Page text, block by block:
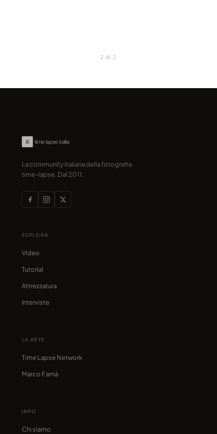
2 di 2
La community italiana della fotografia
time-lapse. Dal 2011.
ESPLORA
Video
Tutorial
Attrezzatura
Interviste
LA RETE
Time Lapse Network
Marco Famà
INFO
Chi siamo